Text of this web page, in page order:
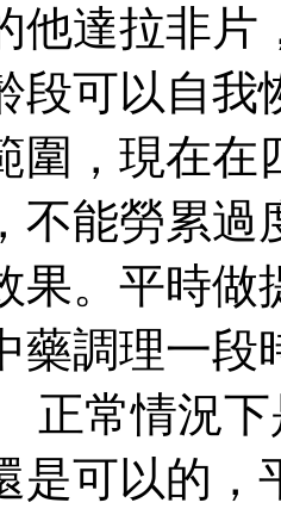
他達拉非
段可以自我
圍，現在在
不能勞累過
果。平時
藥調理一段
正常情況
是可以的，